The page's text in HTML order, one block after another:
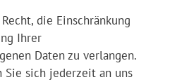
die Einschränkung
Ihrer
Daten zu verlangen.
Sie sich jederzeit an uns